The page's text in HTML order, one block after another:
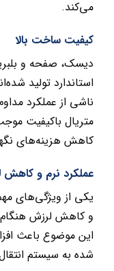
می‌کند.
کیفیت ساخت بالا
دیسک، صفحه و
استاندارد تولید
ناشی از عملکرد
متریال باکیفیت
کاهش هزینه‌های
عملکرد نرم و کاهش
یکی از ویژگی‌های
و کاهش لرزش
این موضوع باعث
شده به سیستم